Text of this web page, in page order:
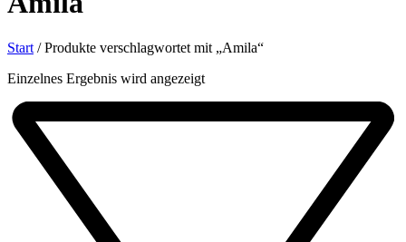
Start /Produkte verschlagwortet mit „Amila“
Einzelnes Ergebnis wird angezeigt